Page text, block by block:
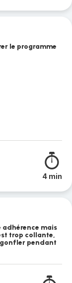
le programme
4 min
adhérence mais
trop collante,
pendant